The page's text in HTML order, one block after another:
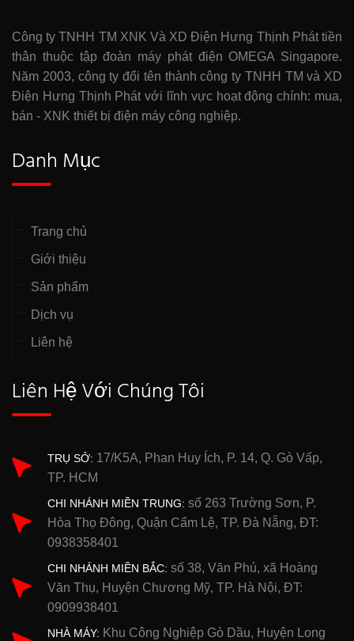
Công ty TNHH TM XNK Và XD Điện Hưng Thịnh Phát tiền
thân thuộc tập đoàn máy phát điện OMEGA Singapore.
Năm 2003, công ty đổi tên thành công ty TNHH TM và XD
Điện Hưng Thịnh Phát với lĩnh vực hoạt động chính: mua,
bán - XNK thiết bị điện máy công nghiệp.
Danh Mục
Trang chủ
Giới thiệu
Sản phẩm
Dịch vụ
Liên hệ
Liên Hệ Với Chúng Tôi
TRỤ SỞ: 17/K5A, Phan Huy Ích, P. 14, Q. Gò Vấp,
TP. HCM
CHI NHÁNH MIỀN TRUNG: số 263 Trường Sơn, P.
Hòa Thọ Đông, Quận Cẩm Lệ, TP. Đà Nẵng, ĐT:
0938358401
CHI NHÁNH MIỀN BẮC: số 38, Văn Phú, xã Hoàng
Văn Thụ, Huyện Chương Mỹ, TP. Hà Nội, ĐT:
0909938401
NHÀ MÁY: Khu Công Nghiệp Gò Dầu, Huyện Long